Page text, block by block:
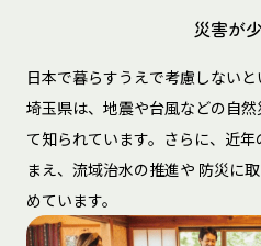
災害が
日本で暮らすうえで考慮しないと
埼玉県は、地震や台風などの自
て知られています。さらに、近
まえ、流域治水の推進や 防災に
めています。